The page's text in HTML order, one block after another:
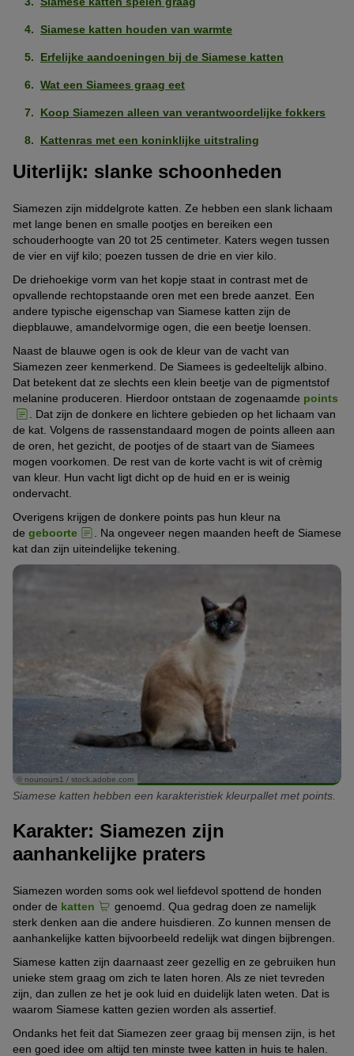
Siamese katten houden van warmte
Erfelijke aandoeningen bij de Siamese katten
Wat een Siamees graag eet
Koop Siamezen alleen van verantwoordelijke fokkers
Kattenras met een koninklijke uitstraling
Uiterlijk: slanke schoonheden
Siamezen zijn middelgrote katten. Ze hebben een slank lichaam
met lange benen en smalle pootjes en bereiken een
schouderhoogte van 20 tot 25 centimeter. Katers wegen tussen
de vier en vijf kilo; poezen tussen de drie en vier kilo.
De driehoekige vorm van het kopje staat in contrast met de
opvallende rechtopstaande oren met een brede aanzet. Een
andere typische eigenschap van Siamese katten zijn de
diepblauwe, amandelvormige ogen, die een beetje loensen.
Naast de blauwe ogen is ook de kleur van de vacht van
Siamezen zeer kenmerkend. De Siamees is gedeeltelijk albino.
Dat betekent dat ze slechts een klein beetje van de pigmentstof
melanine produceren. Hierdoor ontstaan de zogenaamde points
. Dat zijn de donkere en lichtere gebieden op het lichaam van
de kat. Volgens de rassenstandaard mogen de points alleen aan
de oren, het gezicht, de pootjes of de staart van de Siamees
mogen voorkomen. De rest van de korte vacht is wit of crèmig
van kleur. Hun vacht ligt dicht op de huid en er is weinig
ondervacht.
Overigens krijgen de donkere points pas hun kleur na
de geboorte
. Na ongeveer negen maanden heeft de Siamese
kat dan zijn uiteindelijke tekening.
© nounours1 / stock.adobe.com
Siamese katten hebben een karakteristiek kleurpallet met points.
Karakter: Siamezen zijn
aanhankelijke praters
Siamezen worden soms ook wel liefdevol spottend de honden
onder de katten
genoemd. Qua gedrag doen ze namelijk
sterk denken aan die andere huisdieren. Zo kunnen mensen de
aanhankelijke katten bijvoorbeeld redelijk wat dingen bijbrengen.
Siamese katten zijn daarnaast zeer gezellig en ze gebruiken hun
unieke stem graag om zich te laten horen. Als ze niet tevreden
zijn, dan zullen ze het je ook luid en duidelijk laten weten. Dat is
waarom Siamese katten gezien worden als assertief.
Ondanks het feit dat Siamezen zeer graag bij mensen zijn, is het
een goed idee om altijd ten minste twee katten in huis te halen.